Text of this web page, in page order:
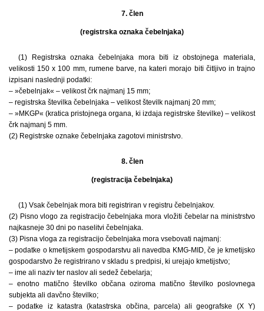
7. člen
(registrska oznaka čebelnjaka)
(1) Registrska oznaka čebelnjaka mora biti iz obstojnega materiala,
velikosti 150 x 100 mm, rumene barve, na kateri morajo biti čitljivo in trajno
izpisani naslednji podatki:
– »čebelnjak« – velikost črk najmanj 15 mm;
– registrska številka čebelnjaka – velikost številk najmanj 20 mm;
– »MKGP« (kratica pristojnega organa, ki izdaja registrske številke) – velikost
črk najmanj 5 mm.
(2) Registrske oznake čebelnjaka zagotovi ministrstvo.
8. člen
(registracija čebelnjaka)
(1) Vsak čebelnjak mora biti registriran v registru čebelnjakov.
(2) Pisno vlogo za registracijo čebelnjaka mora vložiti čebelar na ministrstvo
najkasneje 30 dni po naselitvi čebelnjaka.
(3) Pisna vloga za registracijo čebelnjaka mora vsebovati najmanj:
– podatke o kmetijskem gospodarstvu ali navedba KMG-MID, če je kmetijsko
gospodarstvo že registrirano v skladu s predpisi, ki urejajo kmetijstvo;
– ime ali naziv ter naslov ali sedež čebelarja;
– enotno matično številko občana oziroma matično številko poslovnega
subjekta ali davčno številko;
– podatke iz katastra (katastrska občina, parcela) ali geografske (X Y)